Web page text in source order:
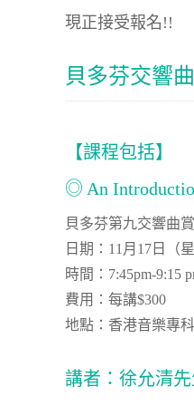
現正接受報名!!
貝多芬交響
【課程包括】
◎ An
貝多芬第九交響曲
日期：11月17日（星
時間：7:45pm-9:15
費用：每講$300
地點：香港音樂專
講者：徐允清先